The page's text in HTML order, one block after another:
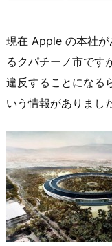
現在 Apple の本社
るクパチーノ市です
違反することになる
いう情報がありまし